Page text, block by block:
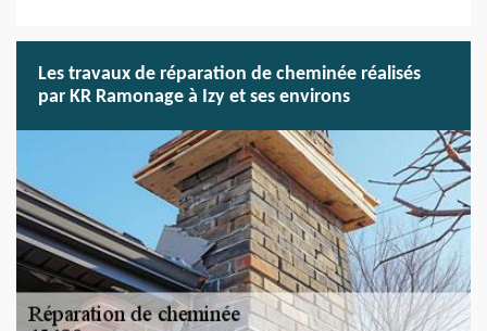
Les travaux de réparation de cheminée réalisés
par KR Ramonage à Izy et ses environs